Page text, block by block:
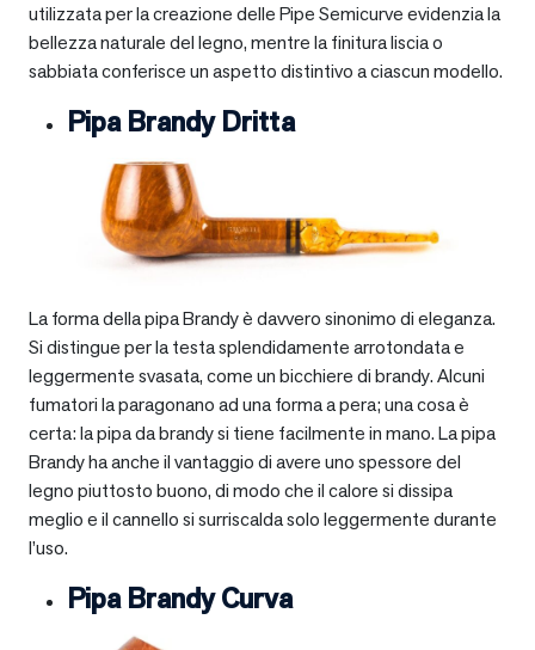
utilizzata per la creazione delle Pipe Semicurve evidenzia la
bellezza naturale del legno, mentre la finitura liscia o
sabbiata conferisce un aspetto distintivo a ciascun modello.
Pipa Brandy Dritta
La forma della pipa Brandy è davvero sinonimo di eleganza.
Si distingue per la testa splendidamente arrotondata e
leggermente svasata, come un bicchiere di brandy. Alcuni
fumatori la paragonano ad una forma a pera; una cosa è
certa: la pipa da brandy si tiene facilmente in mano. La pipa
Brandy ha anche il vantaggio di avere uno spessore del
legno piuttosto buono, di modo che il calore si dissipa
meglio e il cannello si surriscalda solo leggermente durante
l’uso.
Pipa Brandy Curva